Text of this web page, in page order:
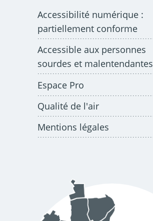
Accessibilité numérique :
partiellement conforme
Accessible aux personnes
sourdes et malentendantes
Espace Pro
Qualité de l'air
Mentions légales